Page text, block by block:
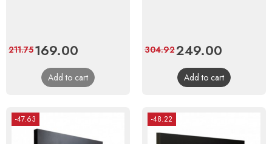
Price
169.00
price
211.75
Add to cart
Price
249.00
price
304.92
Add to cart
-47.63 -48.22